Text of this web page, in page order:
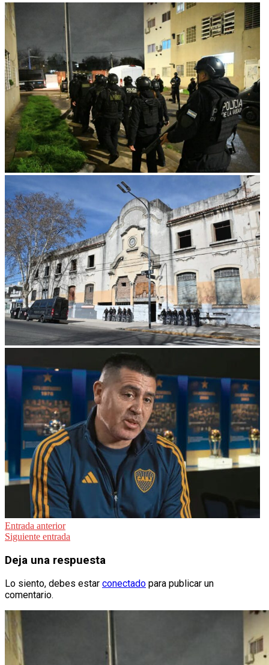
Navegación
de
entradas
Entrada anterior
Siguiente entrada
Deja una respuesta
Lo siento, debes estar conectado para publicar un
comentario.